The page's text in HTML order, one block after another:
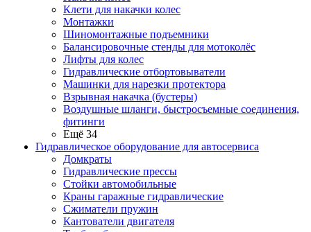
Клети для накачки колес
Монтажки
Шиномонтажные подъемники
Балансировочные стенды для мотоколёс
Лифты для колес
Гидравлические отбортовыватели
Машинки для нарезки протектора
Взрывная накачка (бустеры)
Воздушные шланги, быстросъемные соединения,
фитинги
Ещё 34
Гидравлическое оборудование для автосервиса
Домкраты
Гидравлические прессы
Стойки автомобильные
Краны гаражные гидравлические
Сжиматели пружин
Кантователи двигателя